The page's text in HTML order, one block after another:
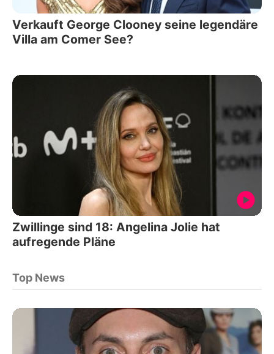
Verkauft George Clooney seine legendäre
Villa am Comer See?
Zwillinge sind 18: Angelina Jolie hat
aufregende Pläne
Top News